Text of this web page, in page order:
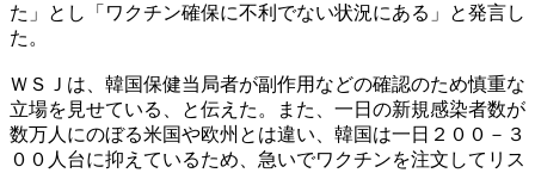
た」とし「ワクチン確保に不利でない状況にある」と発言し
た。
ＷＳＪは、韓国保健当局者が副作用などの確認のため慎重な
立場を見せている、と伝えた。また、一日の新規感染者数が
数万人にのぼる米国や欧州とは違い、韓国は一日２００－３
００人台に抑えているため、急いでワクチンを注文してリス